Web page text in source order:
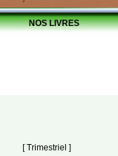
NOS LIVRES
[ Trimestriel ]